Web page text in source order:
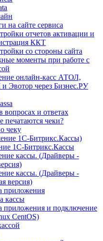
на сайте сервиса
отчетов активации и
ККТ
со стороны сайта
моменты при работе с
онлайн-касс АТОЛ,
Эвотор через Бизнес.РУ
и ответах
печатаются чеки?
чеку
1С-Битрикс.Кассы)
1С-Битрикс.Кассы
кассы. (Драйверы -
кассы. (Драйверы -
версия)
приложения
кассы
приложения и подключение
CentOS)